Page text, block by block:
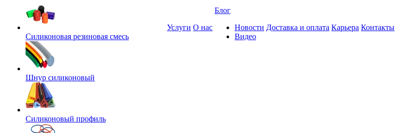
Силиконовая резиновая смесь
Шнур силиконовый
Силиконовый профиль
Услуги О нас
Блог
Новости
Видео
Доставка и оплата Карьера Контакты